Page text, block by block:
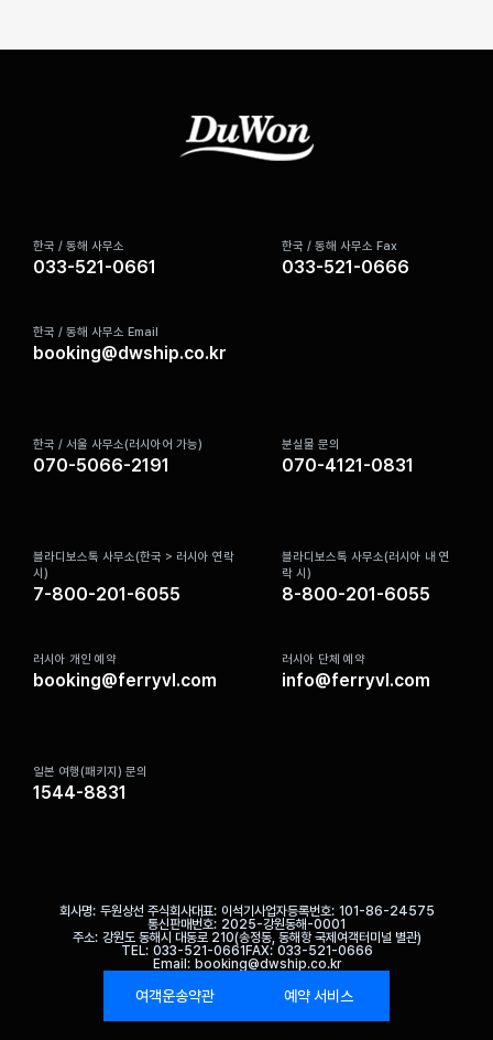
한국 / 동해 사무소
033-521-0661
한국 / 동해 사무소 Fax
033-521-0666
한국 / 동해 사무소 Email
booking@dwship.co.kr
한국 / 서울 사무소(러시아어 가능)
070-5066-2191
분실물 문의
070-4121-0831
블라디보스톡 사무소(한국 > 러시아 연락
시)
7-800-201-6055
블라디보스톡 사무소(러시아 내 연
락 시)
8-800-201-6055
러시아 개인 예약
booking@ferryvl.com
러시아 단체 예약
info@ferryvl.com
일본 여행(패키지) 문의
1544-8831
회사명 두원상선 주식회사대표 이석기 사업자등록번호 101-86-24575
통신판매번호 2025-강원동해-0001
주소 강원도 동해시 대동로 210(송정동, 동해항 국제여객터미널 별관)
TEL 033-521-0661 FAX 033-521-0666
Email
booking@dwship.co.kr
여객운송약관 예약 서비스